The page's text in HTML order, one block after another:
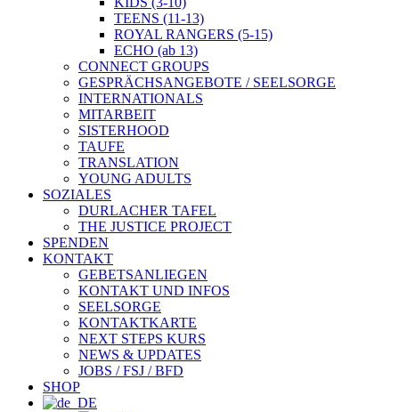
TEENS (11-13)
ROYAL RANGERS (5-15)
ECHO (ab 13)
CONNECT GROUPS
GESPRÄCHSANGEBOTE / SEELSORGE
INTERNATIONALS
MITARBEIT
SISTERHOOD
TAUFE
TRANSLATION
YOUNG ADULTS
SOZIALES
DURLACHER TAFEL
THE JUSTICE PROJECT
SPENDEN
KONTAKT
GEBETSANLIEGEN
KONTAKT UND INFOS
SEELSORGE
KONTAKTKARTE
NEXT STEPS KURS
NEWS & UPDATES
JOBS / FSJ / BFD
SHOP